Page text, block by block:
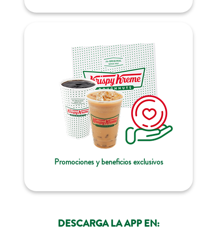
Promociones y beneficios exclusivos
DESCARGA LA APP EN: